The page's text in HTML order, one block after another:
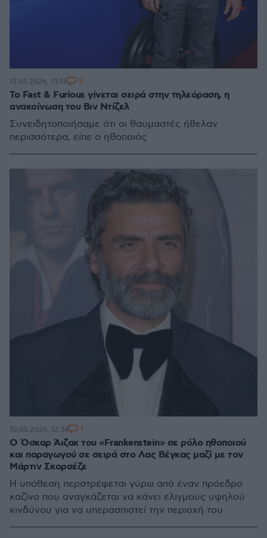
Το Fast & Furious γίνεται σειρά στην τηλεόραση, η
ανακοίνωση του Βιν Ντίζελ
Συνειδητοποιήσαμε ότι οι θαυμαστές ήθελαν
περισσότερα, είπε ο ηθοποιός
12.05.2026, 13:13 3
Ο Όσκαρ Άιζακ του «Frankenstein» σε ρόλο ηθοποιού
και παραγωγού σε σειρά στο Λας Βέγκας μαζί με τον
Μάρτιν Σκορσέζε
Η υπόθεση περστρέφεται γύρω από έναν πρόεδρο
καζίνο που αναγκάζεται να κάνει ελιγμούς υψηλού
κινδύνου για να υπερασπιστεί την περιοχή του
10.05.2026, 12:34 1